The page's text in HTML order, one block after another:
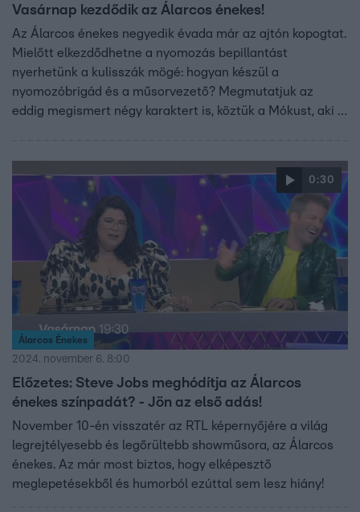
Vasárnap kezdődik az Álarcos énekes!
Az Álarcos énekes negyedik évada már az ajtón kopogtat.
Mielőtt elkezdődhetne a nyomozás bepillantást
nyerhetünk a kulisszák mögé: hogyan készül a
nyomozóbrigád és a műsorvezető? Megmutatjuk az
eddig megismert négy karaktert is, köztük a Mókust, aki a
0:30
Álarcos Énekes
2024. november 6. 8:00
Előzetes: Steve Jobs meghódítja az Álarcos
énekes színpadát? - Jön az első adás!
November 10-én visszatér az RTL képernyőjére a világ
legrejtélyesebb és legőrültebb showműsora, az Álarcos
énekes. Az már most biztos, hogy elképesztő
meglepetésekből és humorból ezúttal sem lesz hiány!